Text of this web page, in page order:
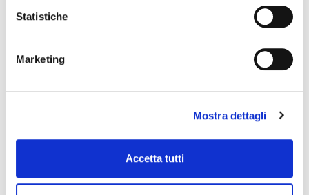
Statistiche
Marketing
Mostra dettagli
Accetta tutti
Categorie
blog,territorio